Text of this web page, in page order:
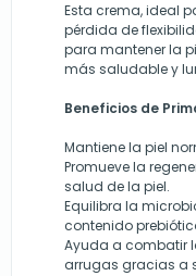
Esta crema, ideal
pérdida de
para mantener la
más saludable y
Beneficios de
Mantiene la piel
Promueve la
salud de la piel.
Equilibra la
contenido
Ayuda a combatir
arrugas gracias a